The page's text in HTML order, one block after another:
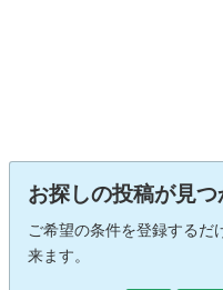
お探しの投稿が見
ご希望の条件を登録するだ
来ます。